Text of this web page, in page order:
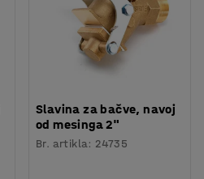
Slavina za bačve, navoj
od mesinga 2"
Br. artikla: 24735